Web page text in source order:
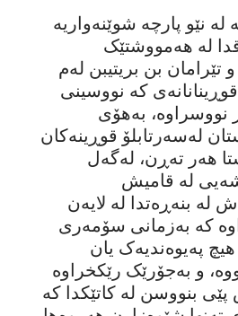
لە نێو پارچە شوێنەواریە
لە هەمووشتێک
تێرامان بن بریتیبن لەم
قوڕینانانەی کە نووسینی
بەهۆی
لەسەرتابلۆ قوڕینەکان
هەر تەڕن، لەگەل
لە قامیش
لە بنەڕەتدا لە لایەن
کە بەزمانی سۆمەری
پەیوەندیەک یان
و بەجۆرێک رێکخراوە
بنووسن لە کاتێکدا کە